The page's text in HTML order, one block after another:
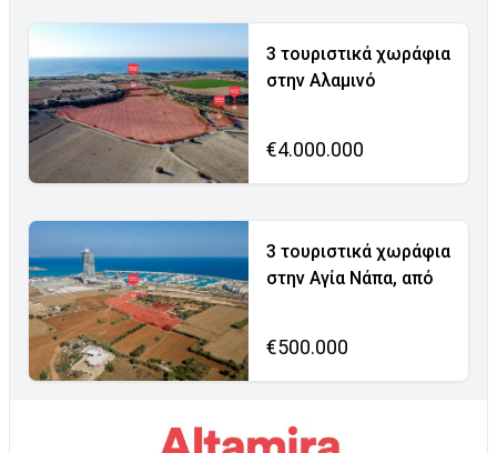
3 τουριστικά χωράφια
στην Αλαμινό
€4.000.000
3 τουριστικά χωράφια
στην Αγία Νάπα, από
€500.000